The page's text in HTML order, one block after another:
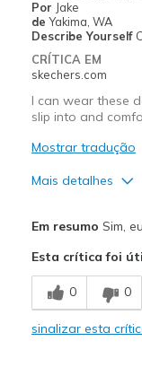
Por Jake
de Yakima, WA
Describe Yourself
CRÍTICA EM
skechers.com
I can wear these
slip into and
Mostrar tradução
Mais detalhes
Comfortable
Stylish
Em resumo Sim,
Esta crítica foi
0 0
sinalizar esta